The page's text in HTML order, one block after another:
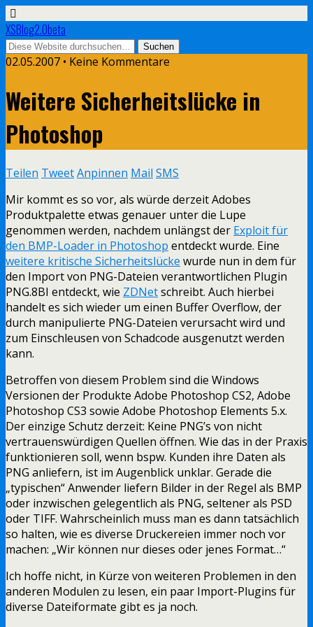
XSBlog2.0beta
02.05.2007 • Keine Kommentare
Weitere Sicherheitslücke in
Photoshop
Teilen TweetAnpinnen Mail SMS
Mir kommt es so vor, als würde derzeit Adobes
Produktpalette etwas genauer unter die Lupe
genommen werden, nachdem unlängst der Exploit für
den BMP-Loader in Photoshop entdeckt wurde. Eine
weitere kritische Sicherheitslücke wurde nun in dem für
den Import von PNG-Dateien verantwortlichen Plugin
PNG.8BI entdeckt, wie ZDNetschreibt. Auch hierbei
handelt es sich wieder um einen Buffer Overflow, der
durch manipulierte PNG-Dateien verursacht wird und
zum Einschleusen von Schadcode ausgenutzt werden
kann.
Betroffen von diesem Problem sind die Windows
Versionen der Produkte Adobe Photoshop CS2, Adobe
Photoshop CS3 sowie Adobe Photoshop Elements 5.x.
Der einzige Schutz derzeit: Keine PNG’s von nicht
vertrauenswürdigen Quellen öffnen. Wie das in der Praxis
funktionieren soll, wenn bspw. Kunden ihre Daten als
PNG anliefern, ist im Augenblick unklar. Gerade die
„typischen“ Anwender liefern Bilder in der Regel als BMP
oder inzwischen gelegentlich als PNG, seltener als PSD
oder TIFF. Wahrscheinlich muss man es dann tatsächlich
so halten, wie es diverse Druckereien immer noch vor
machen: „Wir können nur dieses oder jenes Format…“
Ich hoffe nicht, in Kürze von weiteren Problemen in den
anderen Modulen zu lesen, ein paar Import-Plugins für
diverse Dateiformate gibt es ja noch.